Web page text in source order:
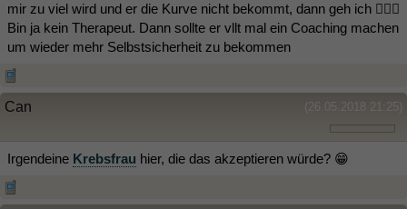
mir zu viel wird und er die Kurve nicht bekommt, dann geh ich 🤷🏻‍♀️
Bin ja kein Therapeut. Dann sollte er vllt mal ein Coaching machen
um wieder mehr Selbstsicherheit zu bekommen
(26.05.2018 21:25)
Can
Irgendeine Krebsfrau hier, die das akzeptieren würde? 😁